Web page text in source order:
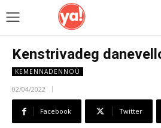
Kenstrivadeg
KEMENNADENNOÙ
02/04/2022
Facebook Twitter